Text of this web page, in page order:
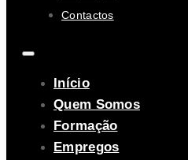
Contactos
Início
Quem Somos
Formação
Empregos